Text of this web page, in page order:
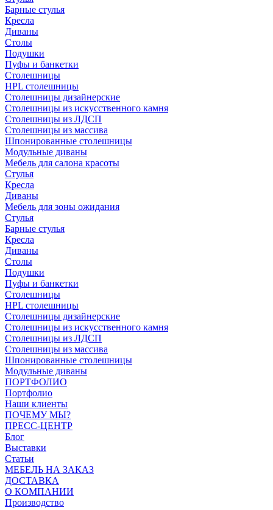
Барные стулья
Кресла
Диваны
Столы
Подушки
Пуфы и банкетки
Столешницы
HPL столешницы
Столешницы дизайнерские
Столешницы из искусственного камня
Столешницы из ЛДСП
Столешницы из массива
Шпонированные столешницы
Модульные диваны
Мебель для салона красоты
Стулья
Кресла
Диваны
Мебель для зоны ожидания
Стулья
Барные стулья
Кресла
Диваны
Столы
Подушки
Пуфы и банкетки
Столешницы
HPL столешницы
Столешницы дизайнерские
Столешницы из искусственного камня
Столешницы из ЛДСП
Столешницы из массива
Шпонированные столешницы
Модульные диваны
ПОРТФОЛИО
Портфолио
Наши клиенты
ПОЧЕМУ МЫ?
ПРЕСС-ЦЕНТР
Блог
Выставки
Статьи
МЕБЕЛЬ НА ЗАКАЗ
ДОСТАВКА
О КОМПАНИИ
Производство